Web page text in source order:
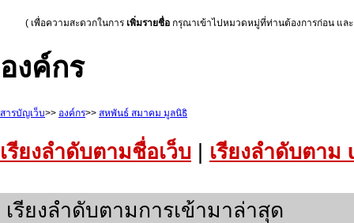
( เพื่อความสะดวกในการ เพิ่มรายชื่อ กรุณาเข้าไปหมวดหมู่ที่ท่านต้องการก่อน แล
องค์กร
สารบัญเว็บ>> องค์กร>> สหพันธ์ สมาคม มูลนิธิ
เรียงลำดับตามชื่อเว็บ เรียงลำดับตาม
เรียงลำดับตามการเข้ามาล่าสุด